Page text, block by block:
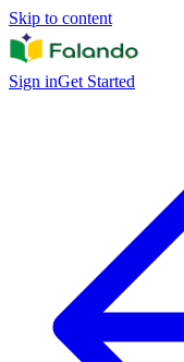
Skip to content
Sign inGet Started